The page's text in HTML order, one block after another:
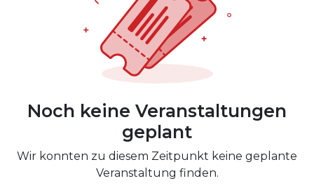
Noch keine Veranstaltungen
geplant
Wir konnten zu diesem Zeitpunkt keine geplante
Veranstaltung finden.